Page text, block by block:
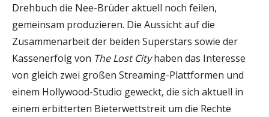
Drehbuch die Nee-Brüder aktuell noch feilen,
gemeinsam produzieren. Die Aussicht auf die
Zusammenarbeit der beiden Superstars sowie der
Kassenerfolg von The Lost Cityhaben das Interesse
von gleich zwei großen Streaming-Plattformen und
einem Hollywood-Studio geweckt, die sich aktuell in
einem erbitterten Bieterwettstreit um die Rechte